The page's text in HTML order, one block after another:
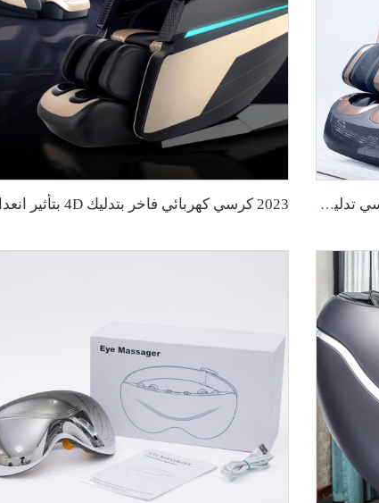
GUOHENG شياطسو عجن صفر جاذبية كرسي تدليك 4D منتج جديد 2024 كرسي تدليك بالكامل باستخدام أكياس هوائية فاخر